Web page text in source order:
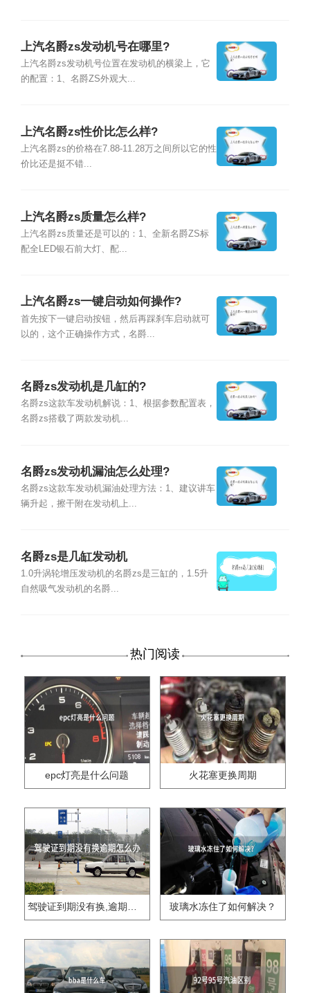
上汽名爵zs发动机号在哪里?
上汽名爵zs发动机号位置在发动机的横梁上，它
的配置：1、名爵ZS外观大...
上汽名爵zs性价比怎么样?
上汽名爵zs的价格在7.88-11.28万之间所以它的性
价比还是挺不错...
上汽名爵zs质量怎么样?
上汽名爵zs质量还是可以的：1、全新名爵ZS标
配全LED银石前大灯、配...
上汽名爵zs一键启动如何操作?
首先按下一键启动按钮，然后再踩刹车启动就可
以的，这个正确操作方式，名爵...
名爵zs发动机是几缸的?
名爵zs这款车发动机解说：1、根据参数配置表，
名爵zs搭载了两款发动机...
名爵zs发动机漏油怎么处理?
名爵zs这款车发动机漏油处理方法：1、建议讲车
辆升起，擦干附在发动机上...
名爵zs是几缸发动机
1.0升涡轮增压发动机的名爵zs是三缸的，1.5升
自然吸气发动机的名爵...
热门阅读
epc灯亮是什么问题 火花塞更换周期
驾驶证到期没有换,逾期怎么办?? 玻璃水冻住了如何解决？